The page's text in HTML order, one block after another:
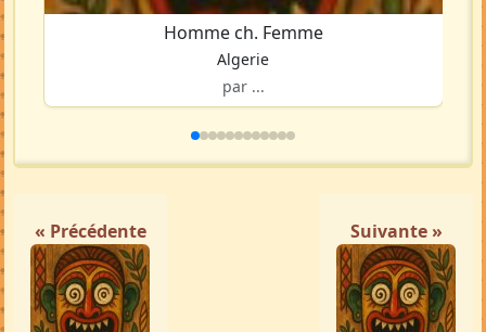
Homme ch. Femme
Algerie
par ...
« Précédente Suivante »